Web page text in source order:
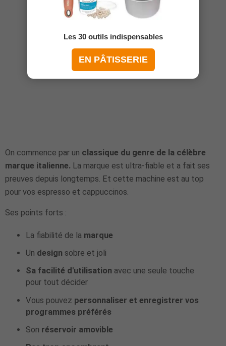
On commence par un classique du genre de la célèbre
marque italienne. La marque est ultra-fiable et a fait ses
preuves depuis longtemps. Et cette machine est au top
pour vos espresso et cappuccinos.
Ses points forts :
La fiabilité de la marque
Un design sobre et joli
Sa facilité d'utilisation avec une seule touche
pour tout décider
Vous pouvez personnaliser et enregistrer vos
programmes préférés
Son réservoir amovible
Les 30 outils indispensables
EN PÂTISSERIE